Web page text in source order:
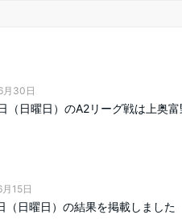
月30日
（日曜日）のA2リーグ戦は上奥
15日
（日曜日）の結果を掲載しました